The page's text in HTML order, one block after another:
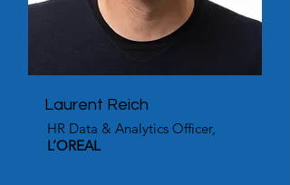
Laurent Reich
HR Data & Analytics Officer,
L’OREAL